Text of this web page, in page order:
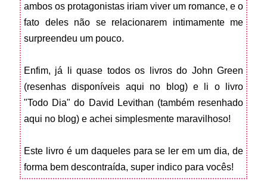
ambos os protagonistas iriam viver um romance, e o
fato deles não se relacionarem intimamente me
surpreendeu um pouco.
Enfim, já li quase todos os livros do John Green
(resenhas disponíveis aqui no blog) e li o livro
"Todo Dia" do David Levithan (também resenhado
aqui no blog) e achei simplesmente maravilhoso!
Este livro é um daqueles para se ler em um dia, de
forma bem descontraída, super indico para vocês!